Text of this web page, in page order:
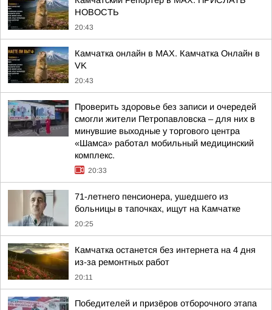
НОВОСТЬ
20:43
Камчатка онлайн в MAX. Камчатка Онлайн в
VK
20:43
Проверить здоровье без записи и очередей
смогли жители Петропавловска – для них в
минувшие выходные у торгового центра
«Шамса» работал мобильный медицинский
комплекс.
20:33
71-летнего пенсионера, ушедшего из
больницы в тапочках, ищут на Камчатке
20:25
Камчатка останется без интернета на 4 дня
из-за ремонтных работ
20:11
Победителей и призёров отборочного этапа